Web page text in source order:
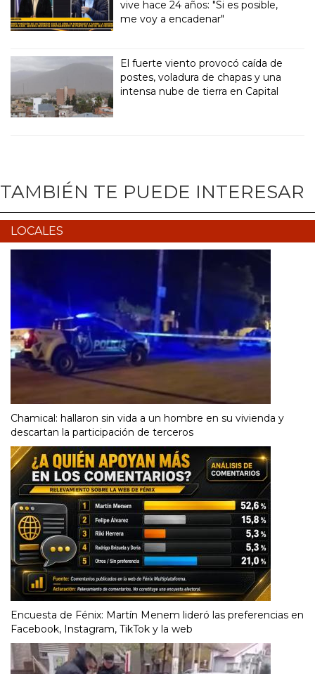
vive hace 24 años: "Si es posible,
me voy a encadenar"
El fuerte viento provocó caída de
postes, voladura de chapas y una
intensa nube de tierra en Capital
TAMBIÉN TE PUEDE INTERESAR
LOCALES
Chamical: hallaron sin vida a un hombre en su vivienda y
descartan la participación de terceros
Encuesta de Fénix: Martín Menem lideró las preferencias en
Facebook, Instagram, TikTok y la web